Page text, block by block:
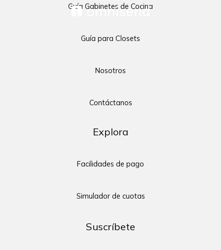
Guía Gabinetes de Cocina
Guía para Closets
Nosotros
Contáctanos
Explora
Facilidades de pago
Simulador de cuotas
Suscríbete